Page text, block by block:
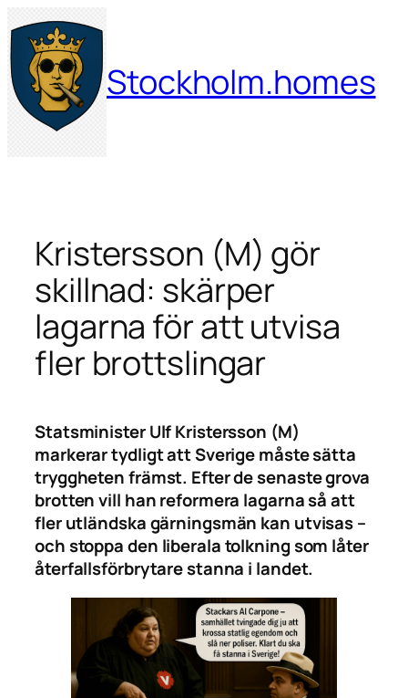
Hoppa
till
innehåll
Stockholm.homes
Kristersson (M) gör
skillnad: skärper
lagarna för att utvisa
fler brottslingar
Statsminister Ulf Kristersson (M)
markerar tydligt att Sverige måste sätta
tryggheten främst. Efter de senaste grova
brotten vill han reformera lagarna så att
fler utländska gärningsmän kan utvisas –
och stoppa den liberala tolkning som låter
återfallsförbrytare stanna i landet.